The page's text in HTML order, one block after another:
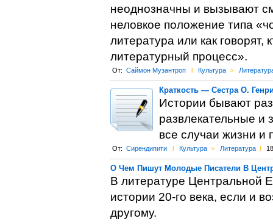
неоднозначны и вызывают
неловкое положение типа
литература или как
литературный процесс».
От: Саймон Музантроп l Культура >
Краткость — Сестра О.
Истории бывают
развлекательные и
все случаи жизни и
От: Сирендипити l Культура > Литература l
О Чем Пишут Молодые Писатели В
В литературе Центральной
истории 20-го века, если и
другому.